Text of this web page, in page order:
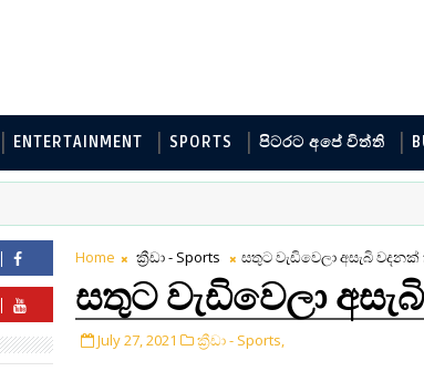
ENTERTAINMENT SPORTS පිටරට අපේ විත්ති
Home ක්‍රීඩා - Sports සතුට වැඩිවෙලා අසැබි වදනක්
සතුට වැඩිවෙලා
July 27, 2021 ක්‍රීඩා - Sports,